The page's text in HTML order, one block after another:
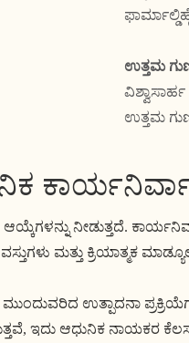
ಉತ್ತಮ
ಉತ್ತಮ
ನೀಡುತ್ತದೆ.
ಮತ್ತು ಕ್ರಿಯಾತ್ಮಕ
ಉತ್ಪಾದನಾ
ಇದು ಆಧುನಿಕ ನಾಯಕರ